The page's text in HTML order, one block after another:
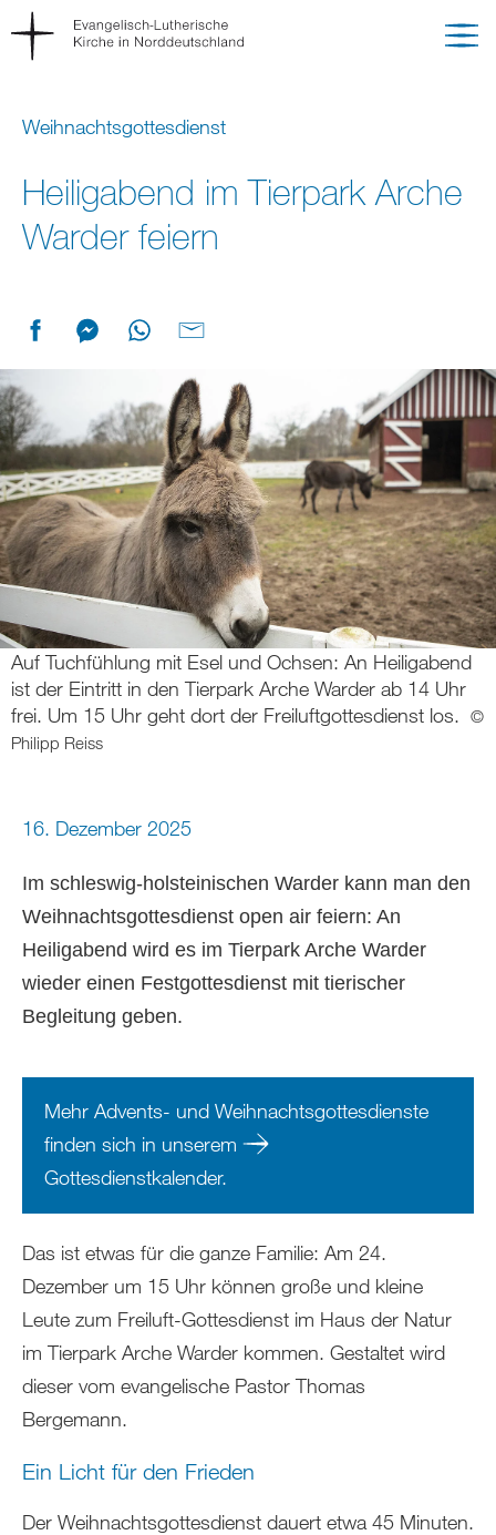
Weihnachtsgottesdienst
Heiligabend im Tierpark Arche
Warder feiern
Auf Tuchfühlung mit Esel und Ochsen: An Heiligabend
ist der Eintritt in den Tierpark Arche Warder ab 14 Uhr
frei. Um 15 Uhr geht dort der Freiluftgottesdienst los.
©
Philipp Reiss
16. Dezember 2025
Im schleswig-holsteinischen Warder kann man den
Weihnachtsgottesdienst open air feiern: An
Heiligabend wird es im Tierpark Arche Warder
wieder einen Festgottesdienst mit tierischer
Begleitung geben.
Mehr Advents- und Weihnachtsgottesdienste
finden sich in unserem
Gottesdienstkalender.
Das ist etwas für die ganze Familie: Am 24.
Dezember um 15 Uhr können große und kleine
Leute zum Freiluft-Gottesdienst im Haus der Natur
im Tierpark Arche Warder kommen. Gestaltet wird
dieser vom evangelische Pastor Thomas
Bergemann.
Ein Licht für den Frieden
Der Weihnachtsgottesdienst dauert etwa 45 Minuten.